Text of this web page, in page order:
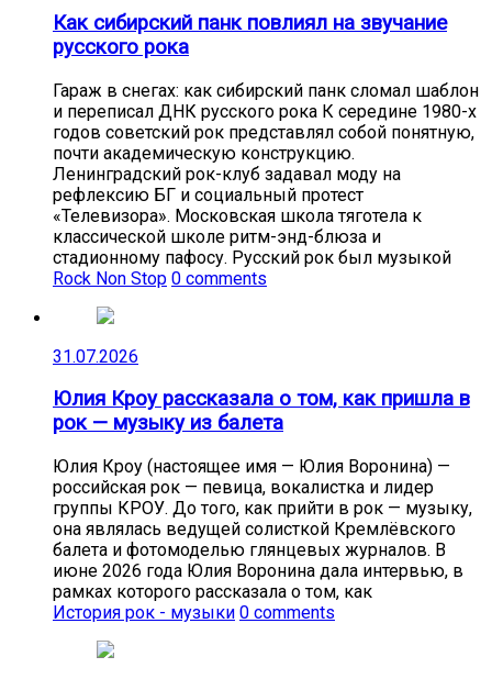
Как сибирский панк повлиял на звучание
русского рока
Гараж в снегах: как сибирский панк сломал шаблон
и переписал ДНК русского рока К середине 1980-х
годов советский рок представлял собой понятную,
почти академическую конструкцию.
Ленинградский рок-клуб задавал моду на
рефлексию БГ и социальный протест
«Телевизора». Московская школа тяготела к
классической школе ритм-энд-блюза и
стадионному пафосу. Русский рок был музыкой
Rock Non Stop 0 comments
31.07.2026
Юлия Кроу рассказала о том, как пришла в
рок — музыку из балета
Юлия Кроу (настоящее имя — Юлия Воронина) —
российская рок — певица, вокалистка и лидер
группы КРОУ. До того, как прийти в рок — музыку,
она являлась ведущей солисткой Кремлёвского
балета и фотомоделью глянцевых журналов. В
июне 2026 года Юлия Воронина дала интервью, в
рамках которого рассказала о том, как
История рок - музыки 0 comments